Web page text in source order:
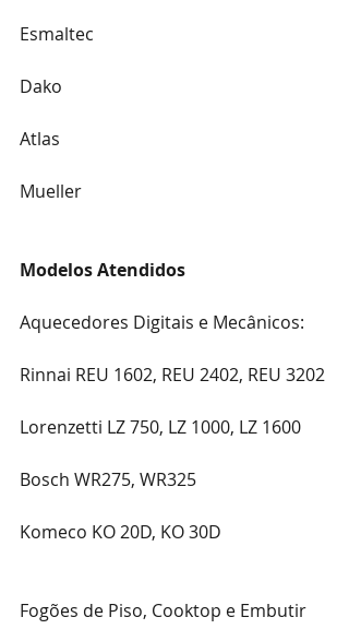
Esmaltec
Dako
Atlas
Mueller
Modelos Atendidos
Aquecedores Digitais e Mecânicos:
Rinnai REU 1602, REU 2402, REU 3202
Lorenzetti LZ 750, LZ 1000, LZ 1600
Bosch WR275, WR325
Komeco KO 20D, KO 30D
Fogões de Piso, Cooktop e Embutir